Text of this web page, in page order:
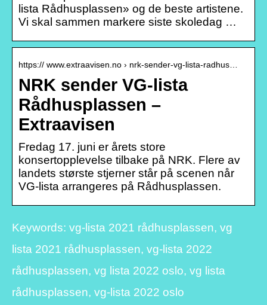
lista Rådhusplassen» og de beste artistene.
Vi skal sammen markere siste skoledag …
https:// www.extraavisen.no › nrk-sender-vg-lista-radhus…
NRK sender VG-lista
Rådhusplassen –
Extraavisen
Fredag 17. juni er årets store
konsertopplevelse tilbake på NRK. Flere av
landets største stjerner står på scenen når
VG-lista arrangeres på Rådhusplassen.
Keywords: vg-lista 2021 rådhusplassen, vg
lista 2021 rådhusplassen, vg-lista 2022
rådhusplassen, vg lista 2022 oslo, vg lista
rådhusplassen, vg-lista 2022 oslo